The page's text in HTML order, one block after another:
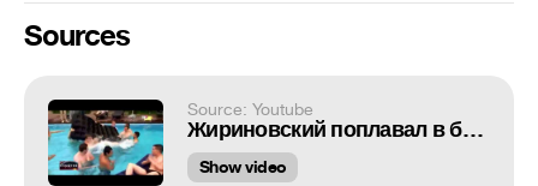
Sources
Source: Youtube
Жириновский поплавал в бассейне с молодыми активистами
Show video